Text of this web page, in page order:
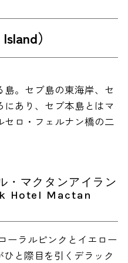
）
。セブ島の東海岸、セ
あり、セブ本島とはマ
ロ・フェルナン橋の二
・マクタンアイラン
Hotel Mactan
ーラルピンクとイエロー
と際目を引くデラック